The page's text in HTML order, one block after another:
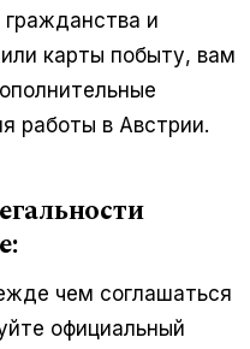
и
карты побыту, вам
работы в Австрии.
чем соглашаться
официальный